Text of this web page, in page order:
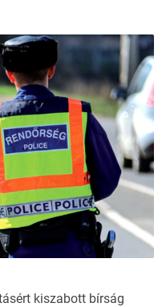
kiszabott bírság